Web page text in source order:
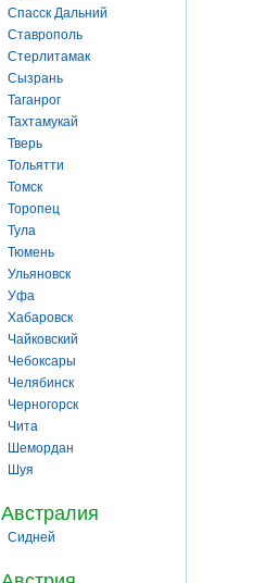
Спасск Дальний
Ставрополь
Стерлитамак
Сызрань
Таганрог
Тахтамукай
Тверь
Тольятти
Томск
Торопец
Тула
Тюмень
Ульяновск
Уфа
Хабаровск
Чайковский
Чебоксары
Челябинск
Черногорск
Чита
Шемордан
Шуя
Австралия
Сидней